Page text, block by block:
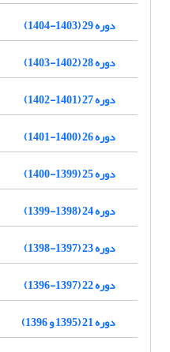
دوره 29 (1403-1404)
دوره 28 (1402-1403)
دوره 27 (1401-1402)
دوره 26 (1400-1401)
دوره 25 (1399-1400)
دوره 24 (1398-1399)
دوره 23 (1397-1398)
دوره 22 (1397-1396)
دوره 21 (1395 و 1396)